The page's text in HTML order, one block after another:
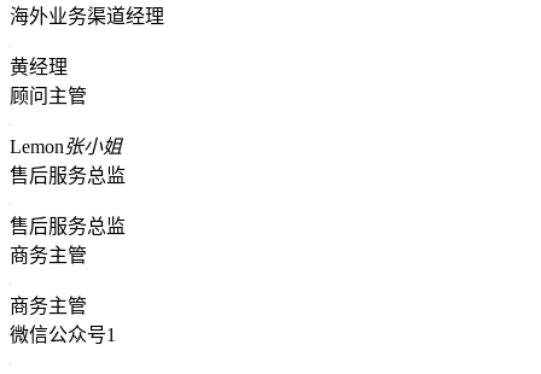
海外业务渠道经理
黄经理
顾问主管
Lemon张小姐
售后服务总监
售后服务总监
商务主管
商务主管
微信公众号1